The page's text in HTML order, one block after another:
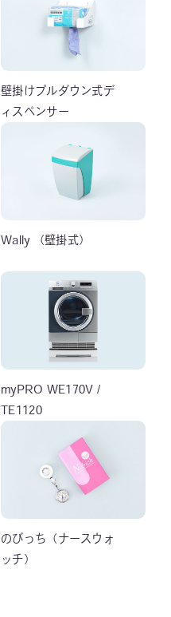
壁掛けプルダウン式デ
ィスペンサー
Wally （壁掛式）
myPRO WE170V /
TE1120
のびっち（ナースウォ
ッチ）